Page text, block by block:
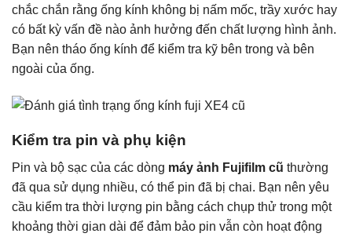
chắc chắn rằng ống kính không bị nấm mốc, trầy xước hay
có bất kỳ vấn đề nào ảnh hưởng đến chất lượng hình ảnh.
Bạn nên tháo ống kính để kiểm tra kỹ bên trong và bên
ngoài của ống.
Kiểm tra pin và phụ kiện
Pin và bộ sạc của các dòng máy ảnh Fujifilm cũ thường
đã qua sử dụng nhiều, có thể pin đã bị chai. Bạn nên yêu
cầu kiểm tra thời lượng pin bằng cách chụp thử trong một
khoảng thời gian dài để đảm bảo pin vẫn còn hoạt động